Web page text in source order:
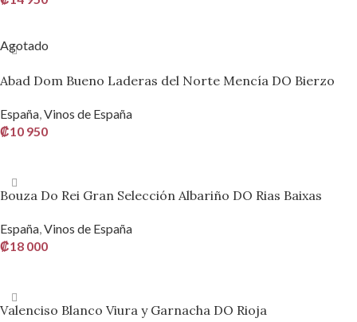
Agotado
Abad Dom Bueno Laderas del Norte Mencía DO Bierzo
España,Vinos de España
₡10 950
Bouza Do Rei Gran Selección Albariño DO Rias Baixas
España,Vinos de España
₡18 000
Valenciso Blanco Viura y Garnacha DO Rioja